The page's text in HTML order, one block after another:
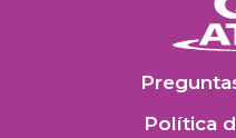
Política